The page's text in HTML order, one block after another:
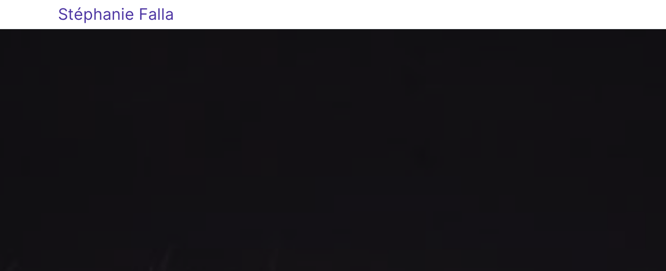
Stéphanie Falla